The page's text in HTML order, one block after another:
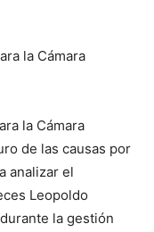
la Cámara
de las causas por
analizar el
Leopoldo
la gestión